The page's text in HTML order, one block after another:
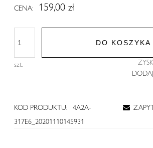
CENA: 159,00 zł
szt.
DO KOSZYKA
KOD PRODUKTU:
4A2A-
317E6_20201110145931